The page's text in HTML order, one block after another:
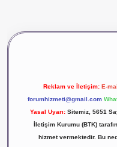
Reklam ve İletişim: E-
forumhizmeti@gmail.com
Yasal Uyarı: Sitemiz, 5651
İletişim Kurumu (BTK)
hizmet vermektedir. Bu